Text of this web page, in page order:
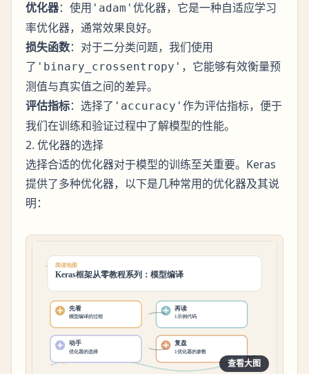
优化器：使用 'adam' 优化器，它是一种自适应学习
率优化器，通常效果良好。
损失函数：对于二分类问题，我们使用
了 'binary_crossentropy' ，它能够有效衡量预
测值与真实值之间的差异。
评估指标：选择了 'accuracy' 作为评估指标，便于
我们在训练和验证过程中了解模型的性能。
2. 优化器的选择
选择合适的优化器对于模型的训练至关重要。Keras
提供了多种优化器，以下是几种常用的优化器及其说
明：
查看大图